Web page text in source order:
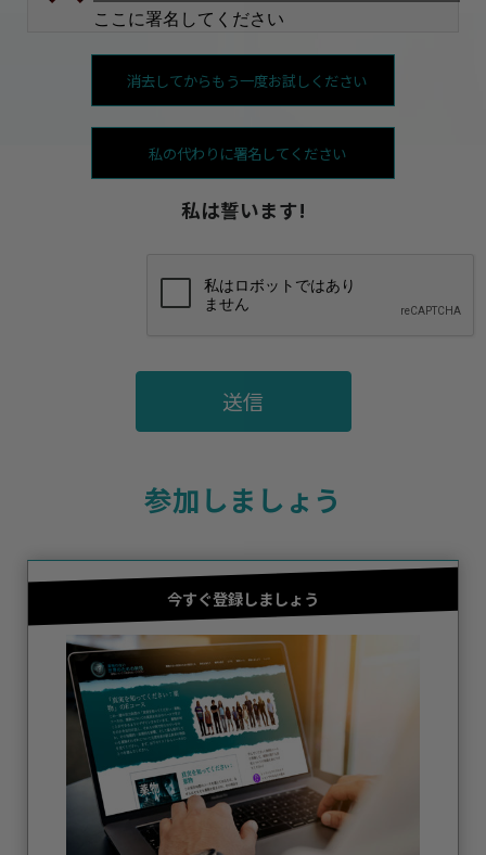
消去してからもう一度お試しください
私の代わりに署名してください
私は誓います!
送信
参加しましょう
今すぐ登録しましょう